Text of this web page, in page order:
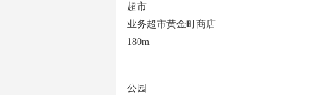
超市
业务超市黄金町商店
180m
公园